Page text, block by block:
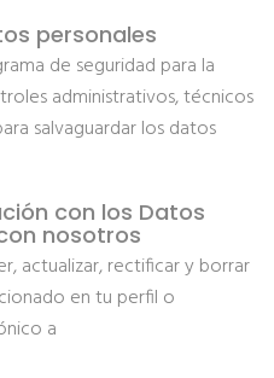
personales
de seguridad para la
administrativos, técnicos
salvaguardar los datos
con los Datos
nosotros
actualizar, rectificar y borrar
en tu perfil o
a